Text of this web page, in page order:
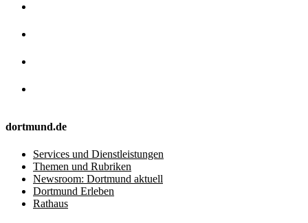
dortmund.de
Services und Dienstleistungen
Themen und Rubriken
Newsroom: Dortmund aktuell
Dortmund Erleben
Rathaus